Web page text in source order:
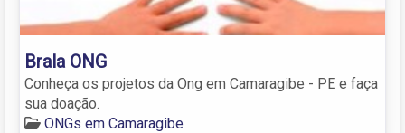
Brala ONG
Conheça os projetos da Ong em Camaragibe - PE e faça
sua doação.
ONGs em Camaragibe